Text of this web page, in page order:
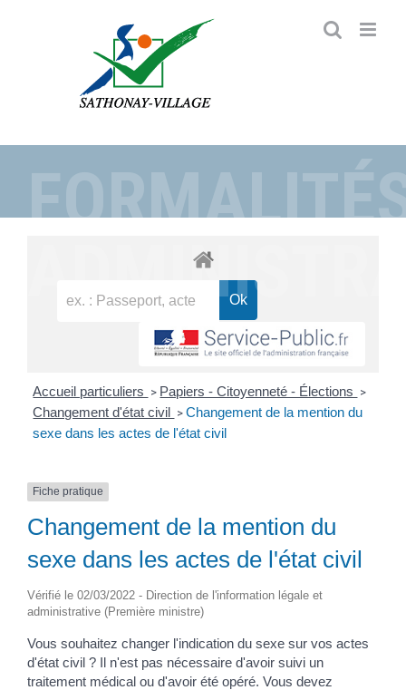
Accueil particuliers > Papiers - Citoyenneté - Élections >
Changement d'état civil > Changement de la mention du
sexe dans les actes de l'état civil
Fiche pratique
Changement de la mention du
sexe dans les actes de l'état civil
Vérifié le 02/03/2022 - Direction de l'information légale et
administrative (Première ministre)
Vous souhaitez changer l'indication du sexe sur vos actes
d'état civil ? Il n'est pas nécessaire d'avoir suivi un
traitement médical ou d'avoir été opéré. Vous devez